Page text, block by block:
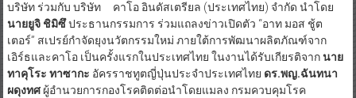
บริษัท ร่วมกับ บริษัท คาโอ อินดัสเตรียล (ประเทศไทย) จำกัด นำโดย
นายยูจิ ชิมิซึประธานกรรมการ ร่วมแถลงข่าวเปิดตัว “อาท มอส ชู้ต
เตอร์” สเปรย์กำจัดยุงนวัตกรรมใหม่ ภายใต้การพัฒนาผลิตภัณฑ์จาก
เอิร์ธและคาโอ เป็นครั้งแรกในประเทศไทย ในงานได้รับเกียรติจากนาย
ทาคุโระ ทาซากะ อัครราชทูตญี่ปุ่นประจำประเทศไทย ดร.พญ.ฉันทนา
ผดุงทศผู้อำนวยการกองโรคติดต่อนำโดยแมลง กรมควบคุมโรค